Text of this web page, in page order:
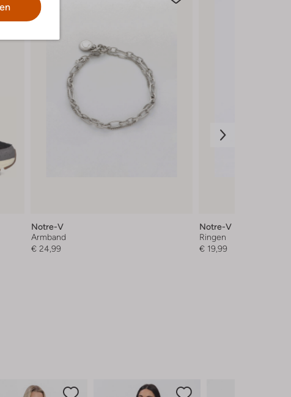
Notre-V
Armband
€ 24,99
Notre-V
Ringen
€ 19,99